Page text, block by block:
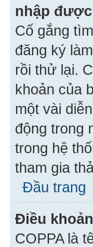
nhập
Cố gắng
đăng ký
rồi thử lại.
khoản của
một vài
động trong
trong hệ
tham gia
Đầu trang
Điều
COPPA là